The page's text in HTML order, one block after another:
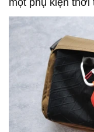
một phụ kiện thời